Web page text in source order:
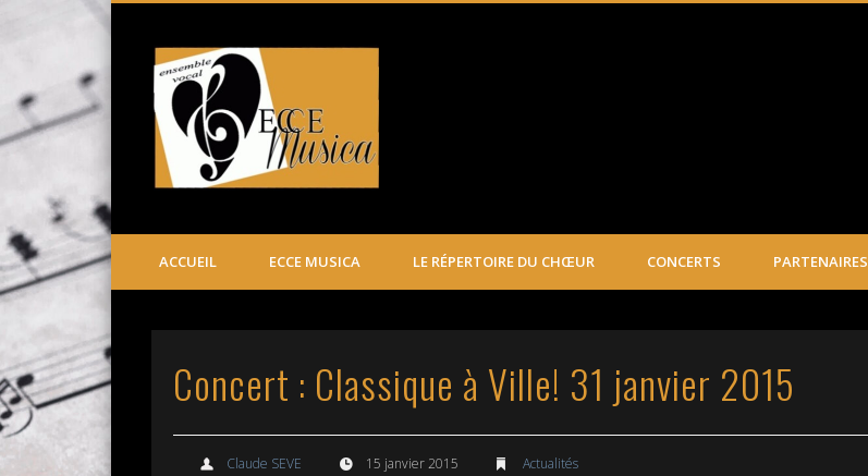
ACCUEIL ECCE MUSICA LE RÉPERTOIRE DU CHŒUR CONCERTS PARTENAIRES
Concert : Classique à Ville! 31 janvier 2015
Claude SEVE 15 janvier 2015 Actualités